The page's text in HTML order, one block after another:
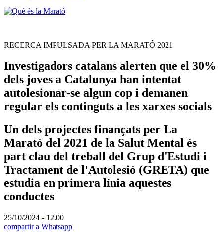
RECERCA IMPULSADA PER LA MARATÓ 2021
Investigadors catalans alerten que el 30%
dels joves a Catalunya han intentat
autolesionar-se algun cop i demanen
regular els continguts a les xarxes socials
Un dels projectes finançats per La
Marató del 2021 de la Salut Mental és
part clau del treball del Grup d'Estudi i
Tractament de l'Autolesió (GRETA) que
estudia en primera línia aquestes
conductes
25/10/2024 - 12.00
compartir a Whatsapp